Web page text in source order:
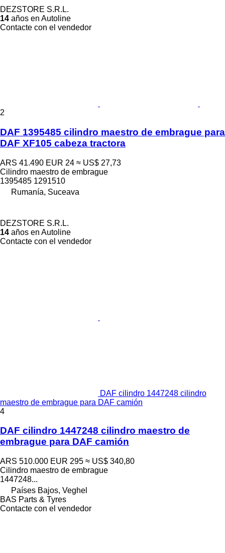
DEZSTORE S.R.L.
14 años en Autoline
Contacte con el vendedor
2
DAF 1395485 cilindro maestro de embrague para
DAF XF105 cabeza tractora
ARS 41.490 EUR 24 ≈ US$ 27,73
Cilindro maestro de embrague
1395485 1291510
Rumanía, Suceava
DEZSTORE S.R.L.
14 años en Autoline
Contacte con el vendedor
DAF cilindro 1447248 cilindro
maestro de embrague para DAF camión
4
DAF cilindro 1447248 cilindro maestro de
embrague para DAF camión
ARS 510.000 EUR 295 ≈ US$ 340,80
Cilindro maestro de embrague
1447248...
Países Bajos, Veghel
BAS Parts & Tyres
Contacte con el vendedor